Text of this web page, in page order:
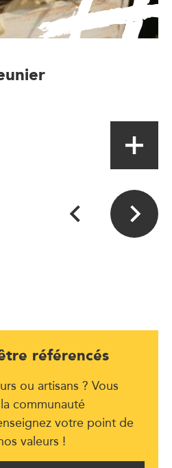
référencés
ou artisans ? Vous
communauté
votre point de
valeurs !